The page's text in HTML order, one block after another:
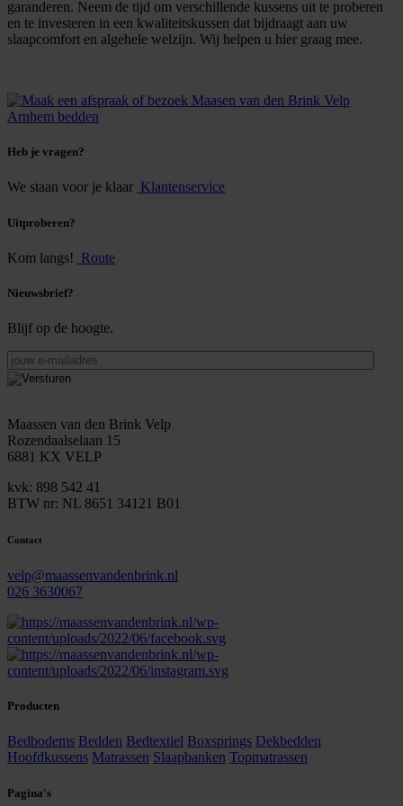
garanderen. Neem de tijd om verschillende kussens uit te proberen
en te investeren in een kwaliteitskussen dat bijdraagt aan uw
slaapcomfort en algehele welzijn. Wij helpen u hier graag mee.
Heb je vragen?
We staan voor je klaar Klantenservice
Uitproberen?
Kom langs! Route
Nieuwsbrief?
Blijf op de hoogte.
jouw
e-
mailadres
Maassen van den Brink Velp
Rozendaalselaan 15
6881 KX VELP
kvk: 898 542 41
BTW nr: NL 8651 34121 B01
Contact
velp@maassenvandenbrink.nl
026 3630067
Producten
Bedbodems Bedden Bedtextiel Boxsprings Dekbedden
Hoofdkussens Matrassen Slaapbanken Topmatrassen
Pagina's